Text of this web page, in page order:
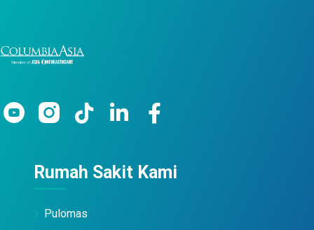
Rumah Sakit Kami
Pulomas